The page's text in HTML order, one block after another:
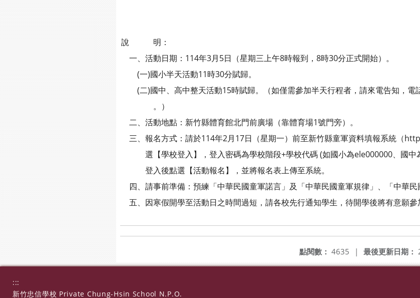
說 明：
一、活動日期：114年3月5日（星期三上午8時報到，8時30分正式開始）。
(一)國小半天活動11時30分賦歸。
(二)國中、高中整天活動15時賦歸。（如僅需參加半天行程者，請來電告知，電
。）
二、活動地點：新竹縣體育館北門前廣場（靠體育場1號門旁）。
三、報名方式：請於114年2月17日（星期一）前至新竹縣童軍資料填報系統（
選【學校登入】，登入密碼為學校階段+學校代碼 (如國小為ele000000、國中
登入後點選【活動報名】，並將報名表上傳至系統。
四、請事前準備：預練「中華民國童軍諾言」及「中華民國童軍規律」、「中華民
五、因寒假開學至活動日之時間過短，請各校先行通知學生，待開學後將有意願參
最後更新日期：
點閱數： 4635 |
:::
新竹忠信學校 Private Chung-Hsin School N.P.O.